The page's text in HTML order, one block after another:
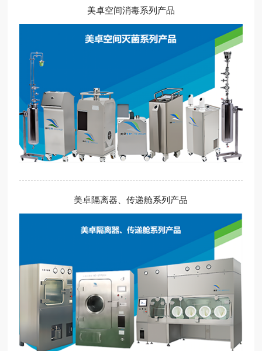
美卓空间消毒系列产品
美卓隔离器、传递舱系列产品